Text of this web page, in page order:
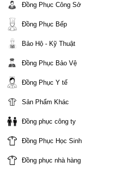
Đồng Phục Công Sở
Đồng Phục Bếp
Bảo Hộ - Kỹ Thuật
Đồng Phục Bảo Vệ
Đồng Phục Y tế
Sản Phẩm Khác
Đồng phục công ty
Đồng Phục Học Sinh
Đồng phục nhà hàng